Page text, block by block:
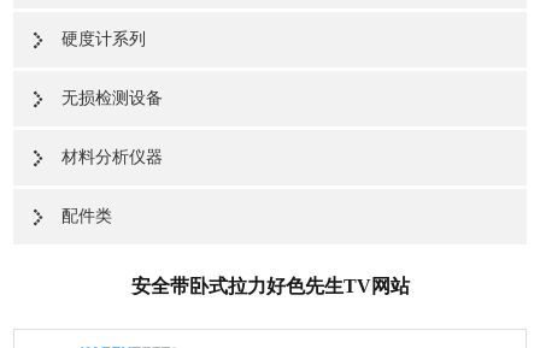
硬度计系列
无损检测设备
材料分析仪器
配件类
安全带卧式拉力好色先生TV网站